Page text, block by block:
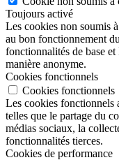
Toujours activé
Les cookies non soumis
au bon fonctionnement
fonctionnalités de base
manière anonyme.
Cookies fonctionnels
Cookies fonctionnels
Les cookies fonctionnels
telles que le partage du
médias sociaux, la
fonctionnalités tierces.
Cookies de performance